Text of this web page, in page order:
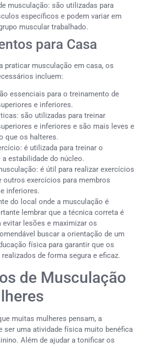
musculação: são utilizadas para
específicos e podem variar em
muscular trabalhado.
para Casa
praticar musculação em casa, os
incluem:
essenciais para o treinamento de
e inferiores.
são utilizadas para treinar
e inferiores e são mais leves e
que os halteres.
é utilizada para treinar o
estabilidade do núcleo.
é útil para realizar exercícios
outros exercícios para membros
inferiores.
do local onde a musculação é
lembrar que a técnica correta é
evitar lesões e maximizar os
buscar a orientação de um
física para garantir que os
de forma segura e eficaz.
de Musculação
muitas mulheres pensam, a
ser uma atividade física muito benéfica
Além de ajudar a tonificar os